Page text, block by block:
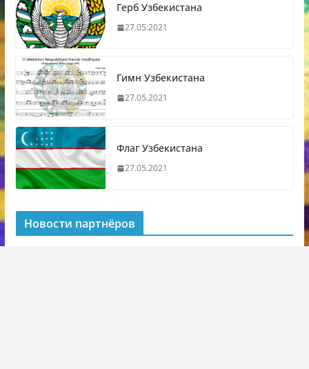
Герб Узбекистана
27.05.2021
Гимн Узбекистана
27.05.2021
Флаг Узбекистана
27.05.2021
Новости партнёров